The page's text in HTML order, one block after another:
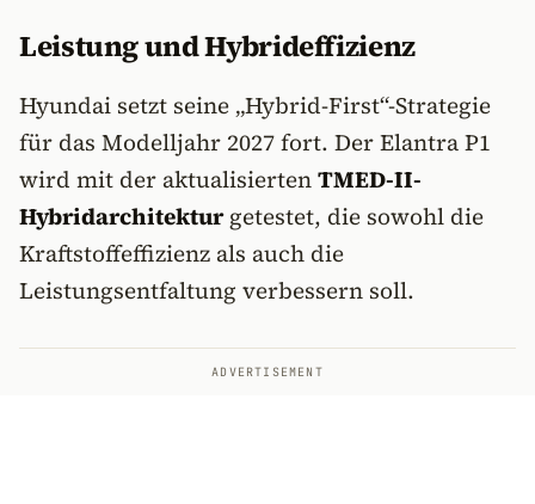
Leistung und Hybrideffizienz
Hyundai setzt seine „Hybrid-First“-Strategie
für das Modelljahr 2027 fort. Der Elantra P1
wird mit der aktualisiertenTMED-II-
Hybridarchitekturgetestet, die sowohl die
Kraftstoffeffizienz als auch die
Leistungsentfaltung verbessern soll.
ADVERTISEMENT